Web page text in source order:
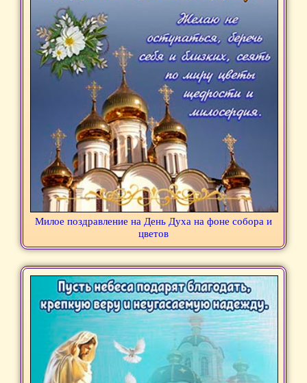
Милое поздравление на День Духа на фоне собора и
цветов